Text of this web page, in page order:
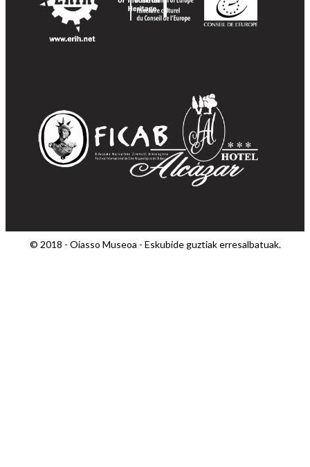
© 2018 - Oiasso Museoa - Eskubide guztiak erresalbatuak.